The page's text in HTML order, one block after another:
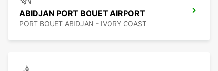
ABIDJAN PORT BOUET AIRPORT
PORT BOUET ABIDJAN - IVORY COAST